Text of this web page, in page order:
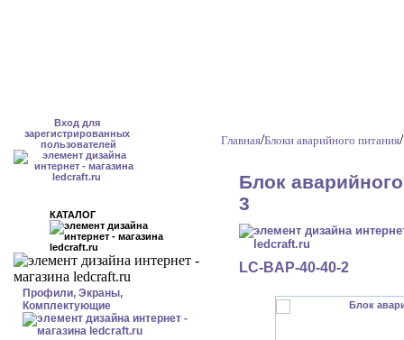
Вход для
зарегистрированных
пользователей
КАТАЛОГ
Профили, Экраны,
Комплектующие
Главная/Блоки аварийного питания/
Блок
3
LC-BAP-40-40-2